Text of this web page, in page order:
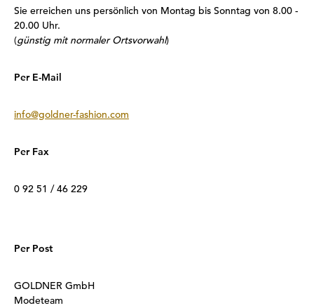
Sie erreichen uns persönlich von Montag bis Sonntag von 8.00 -
20.00 Uhr.
(günstig mit normaler Ortsvorwahl)
Per E-Mail
info@goldner-fashion.com
Per Fax
0 92 51 / 46 229
Per Post
GOLDNER GmbH
Modeteam